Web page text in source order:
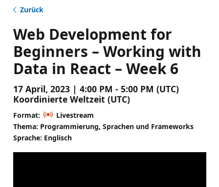
Zurück
Web Development for
Beginners – Working with
Data in React – Week 6
17 April, 2023 | 4:00 PM - 5:00 PM (UTC)
Koordinierte Weltzeit (UTC)
Format:
Livestream
Thema: Programmierung, Sprachen und Frameworks
Sprache: Englisch